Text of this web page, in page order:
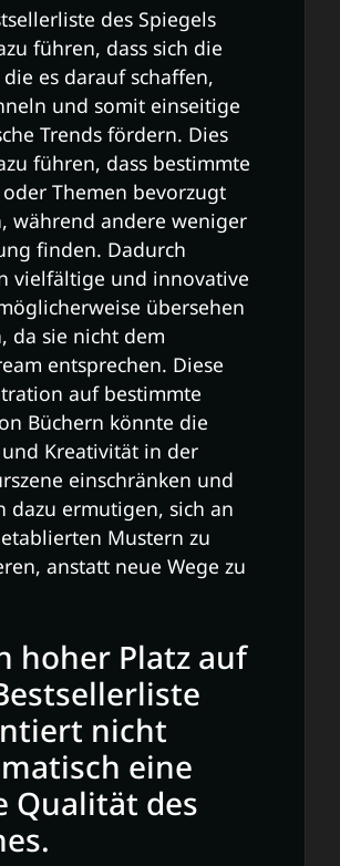
des Spiegels
führen, dass sich die
die es darauf schaffen,
und somit einseitige
Trends fördern. Dies
führen, dass bestimmte
oder Themen bevorzugt
während andere weniger
finden. Dadurch
vielfältige und innovative
übersehen
da sie nicht dem
entsprechen. Diese
auf bestimmte
Büchern könnte die
Kreativität in der
einschränken und
dazu ermutigen, sich an
Mustern zu
anstatt neue Wege zu
hoher Platz auf
nicht
eine
Qualität des